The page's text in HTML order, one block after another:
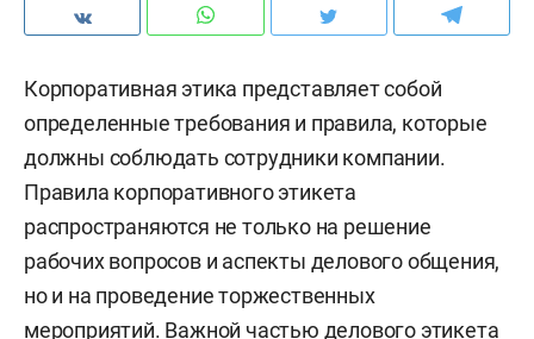
Корпоративная этика представляет собой
определенные требования и правила, которые
должны соблюдать сотрудники компании.
Правила корпоративного этикета
распространяются не только на решение
рабочих вопросов и аспекты делового общения,
но и на проведение торжественных
мероприятий. Важной частью делового этикета